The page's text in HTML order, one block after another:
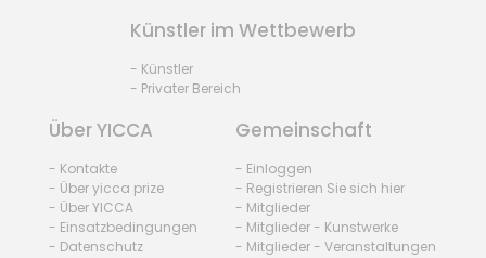
Künstler im Wettbewerb
- Künstler
- Privater Bereich
Über YICCA
- Kontakte
- Über yicca prize
- Über YICCA
- Einsatzbedingungen
- Datenschutz
Gemeinschaft
- Einloggen
- Registrieren Sie sich hier
- Mitglieder
- Mitglieder - Kunstwerke
- Mitglieder - Veranstaltungen